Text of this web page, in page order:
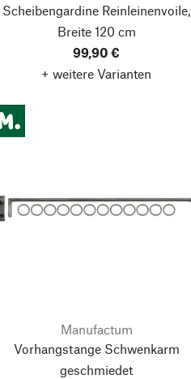
Scheibengardine Reinleinenvoile,
Breite 120 cm
99,90 €
+ weitere Varianten
Manufactum
Vorhangstange Schwenkarm
geschmiedet